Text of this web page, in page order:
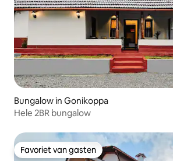
Bungalow in Gonikoppa
Hele 2BR bungalow
Favoriet van gasten
Favoriet van gasten